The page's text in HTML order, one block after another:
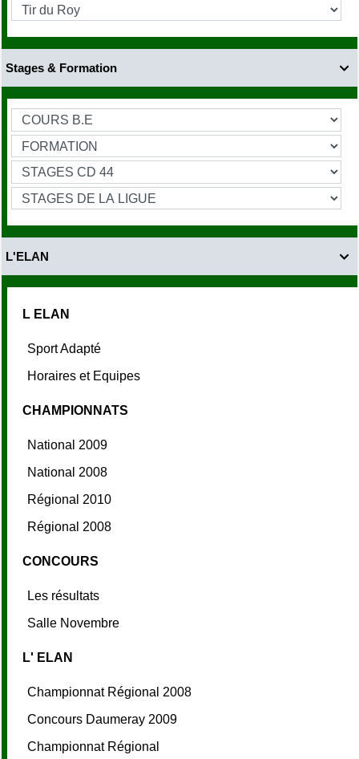

Stages & Formation

L'ELAN
L ELAN
Sport Adapté
Horaires et Equipes
CHAMPIONNATS
National 2009
National 2008
Régional 2010
Régional 2008
CONCOURS
Les résultats
Salle Novembre
L' ELAN
Championnat Régional 2008
Concours Daumeray 2009
Championnat Régional